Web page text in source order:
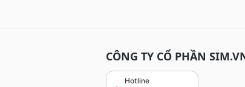
CÔNG TY CỔ PHẦN
Hotline